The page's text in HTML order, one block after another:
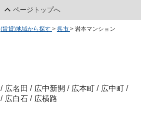
ページトップへ
(賃貸)地域から探す > 呉市 > 岩本マンション
/ 広名田 / 広中新開 / 広本町 / 広中町 /
/ 広白石 / 広横路